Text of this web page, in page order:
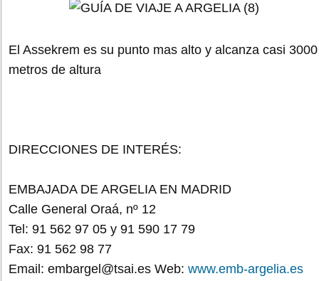
El Assekrem es su punto mas alto y alcanza casi 3000
metros de altura
DIRECCIONES DE INTERÉS:
EMBAJADA DE ARGELIA EN MADRID
Calle General Oraá, nº 12
Tel: 91 562 97 05 y 91 590 17 79
Fax: 91 562 98 77
Email: embargel@tsai.es Web: www.emb-argelia.es